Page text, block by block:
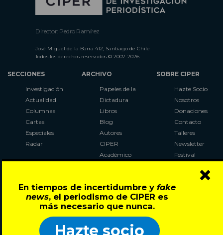
En tiempos de incertidumbre y fake
news, el periodismo de CIPER es
más necesario que nunca.
Hazte socio
×
Director: Pedro Ramírez
José Miguel de la Barra 412, Santiago de Chile
Todos los derechos reservados © 2007-2026
SECCIONES
Investigación
Actualidad
Columnas
Cartas
Especiales
Radar
ARCHIVO
Papeles de la
Dictadura
Libros
Blog
Autores
CIPER
Académico
Al Plebiscito
con CIPER
SOBRE CIPER
Hazte Socio
Nosotros
Donaciones
Contacto
Talleres
Newsletter
Festival